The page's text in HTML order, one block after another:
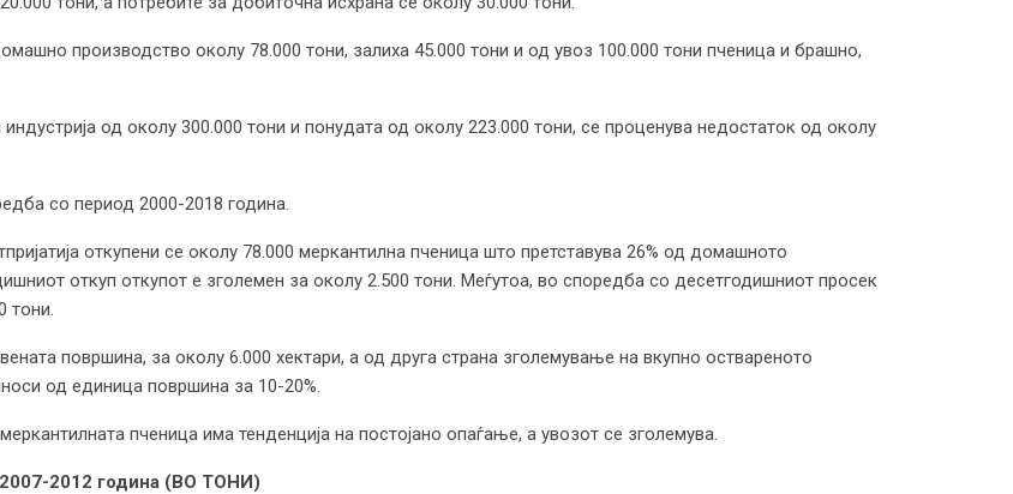
производство околу 78.000 тони, залиха 45.000 тони и од увоз 100.000 тони пченица и брашно,
од околу 300.000 тони и понудата од околу 223.000 тони, се проценува недостаток од околу
со период 2000-2018 година.
откупени се околу 78.000 меркантилна пченица што претставува 26% од домашното
откуп откупот е зголемен за околу 2.500 тони. Меѓутоа, во споредба со десетгодишниот просек
тони.
површина, за околу 6.000 хектари, а од друга страна зголемување на вкупно оствареното
од единица површина за 10-20%.
пченица има тенденција на постојано опаѓање, а увозот се зголемува.
2012 година (ВО ТОНИ)